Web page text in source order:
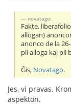
novatago:
Fakte,
allogan)
anonco de la
pli alloga kaj pli
Ĝis, Novatago.
Jes, vi pravas.
aspekton.